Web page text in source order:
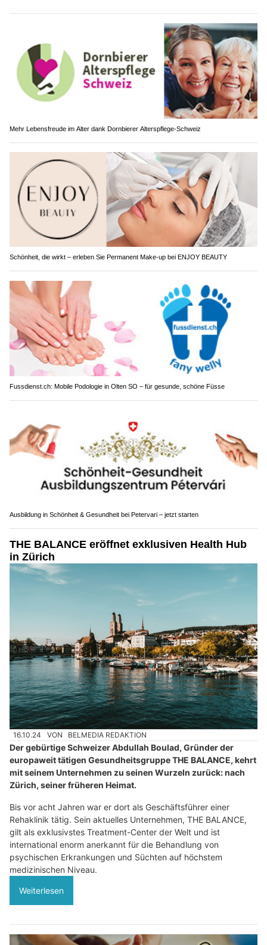
Mehr Lebensfreude im Alter dank Dornbierer Alterspflege-Schweiz
Schönheit, die wirkt – erleben Sie Permanent Make-up bei ENJOY BEAUTY
Fussdienst.ch: Mobile Podologie in Olten SO – für gesunde, schöne Füsse
Ausbildung in Schönheit & Gesundheit bei Petervari – jetzt starten
THE BALANCE eröffnet exklusiven Health Hub
in Zürich
16.10.24 VON BELMEDIA REDAKTION
Der gebürtige Schweizer Abdullah Boulad, Gründer der
europaweit tätigen Gesundheitsgruppe THE BALANCE, kehrt
mit seinem Unternehmen zu seinen Wurzeln zurück: nach
Zürich, seiner früheren Heimat.
Bis vor acht Jahren war er dort als Geschäftsführer einer
Rehaklinik tätig. Sein aktuelles Unternehmen, THE BALANCE,
gilt als exklusivstes Treatment-Center der Welt und ist
international enorm anerkannt für die Behandlung von
psychischen Erkrankungen und Süchten auf höchstem
medizinischen Niveau.
Weiterlesen